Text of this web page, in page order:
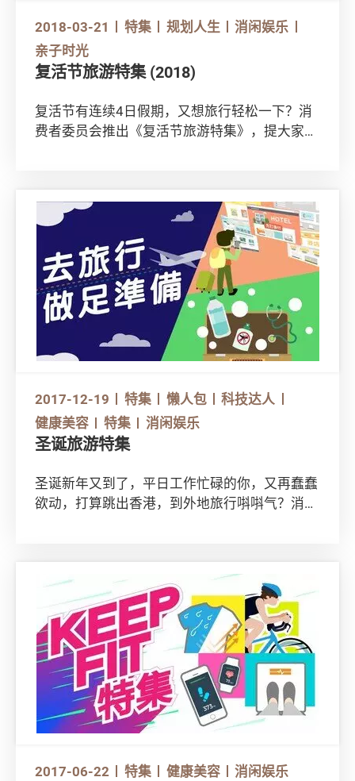
2018-03-21 特集 规划人生
消闲娱乐
亲子时光
复活节旅游特集 (2018)
复活节有连续4日假期，又想旅行轻松一下？消
费者委员会推出《复活节旅游特集》，提大家安
2017-12-19 特集 懒人包
科技达人
健康美容
特集 消闲娱乐
圣诞旅游特集
圣诞新年又到了，平日工作忙碌的你，又再蠢蠢
欲动，打算跳出香港，到外地旅行唞唞气？消委
得放心！
2017-06-22 特集 健康美容 消闲娱乐